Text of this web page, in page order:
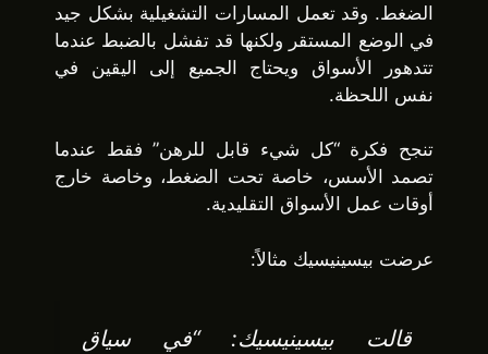
الضغط. وقد تعمل المسارات التشغيلية بشكل جيد
في الوضع المستقر ولكنها قد تفشل بالضبط عندما
تتدهور الأسواق ويحتاج الجميع إلى اليقين في
نفس اللحظة.
تنجح فكرة “كل شيء قابل للرهن” فقط عندما
تصمد الأسس، خاصة تحت الضغط، وخاصة خارج
أوقات عمل الأسواق التقليدية.
عرضت بيسينيسيك مثالاً:
قالت بيسينيسيك: “في سياق